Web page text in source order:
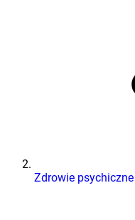
Zdrowie psychiczne